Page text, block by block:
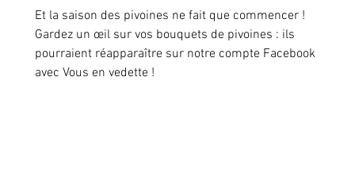
Et la saison des pivoines ne fait que commencer !
Gardez un œil sur vos bouquets de pivoines : ils
pourraient réapparaître sur notre compte Facebook
avec Vous en vedette !